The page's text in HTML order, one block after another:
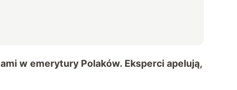
w emerytury Polaków. Eksperci apelują,